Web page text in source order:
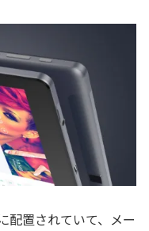
配置されていて、メー